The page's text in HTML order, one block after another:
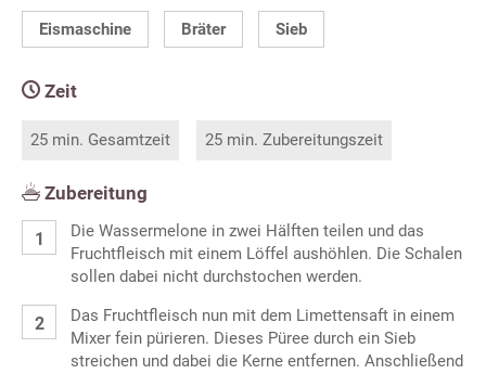
Eismaschine Bräter Sieb
Zeit
25 min. Gesamtzeit 25 min. Zubereitungszeit
Zubereitung
Die Wassermelone in zwei Hälften teilen und das
Fruchtfleisch mit einem Löffel aushöhlen. Die Schalen
sollen dabei nicht durchstochen werden.
Das Fruchtfleisch nun mit dem Limettensaft in einem
Mixer fein pürieren. Dieses Püree durch ein Sieb
streichen und dabei die Kerne entfernen. Anschließend